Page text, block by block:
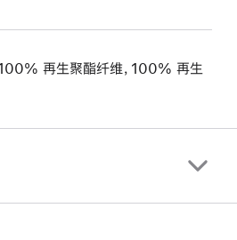
再生聚酯纤维，100% 再生